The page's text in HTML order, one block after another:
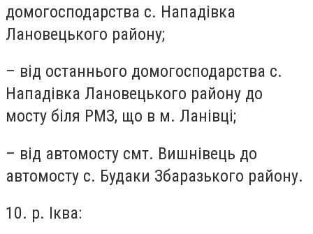
домогосподарства с. Нападівка
Лановецького району;
– від останнього домогосподарства с.
Нападівка Лановецького району до
мосту біля РМЗ, що в м. Ланівці;
– від автомосту смт. Вишнівець до
автомосту с. Будаки Збаразького району.
10. р. Іква: